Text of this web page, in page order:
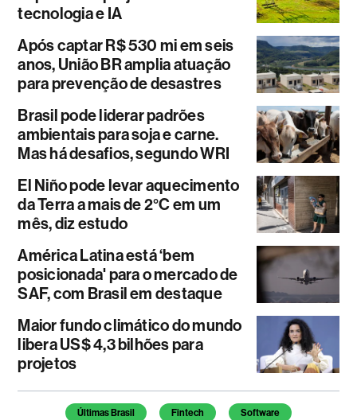
tecnologia e IA
Após captar R$ 530 mi em seis
anos, União BR amplia atuação
para prevenção de desastres
Brasil pode liderar padrões
ambientais para soja e carne.
Mas há desafios, segundo WRI
El Niño pode levar aquecimento
da Terra a mais de 2°C em um
mês, diz estudo
América Latina está ‘bem
posicionada' para o mercado de
SAF, com Brasil em destaque
Maior fundo climático do mundo
libera US$ 4,3 bilhões para
projetos
Temas deste artigo
Últimas Brasil Fintech Software